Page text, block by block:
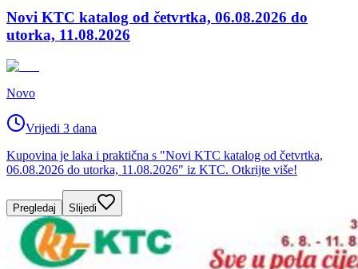
Novi KTC katalog od četvrtka, 06.08.2026 do
utorka, 11.08.2026
Novo
Vrijedi 3 dana
Kupovina je laka i praktična s "Novi KTC katalog od četvrtka,
06.08.2026 do utorka, 11.08.2026" iz KTC. Otkrijte više!
Pregledaj Slijedi